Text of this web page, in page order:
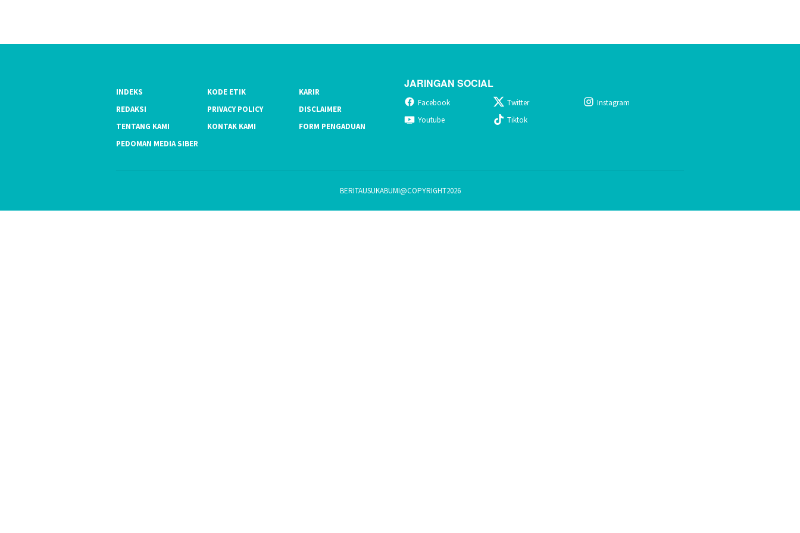
INDEKS KODE ETIK
KARIR
REDAKSI
PRIVACY POLICY
DISCLAIMER
TENTANG KAMI
KONTAK KAMI
FORM PENGADUAN
PEDOMAN MEDIA SIBER
JARINGAN SOCIAL
Facebook Twitter
Instagram
Youtube
Tiktok
BERITAUSUKABUMI@COPYRIGHT2026